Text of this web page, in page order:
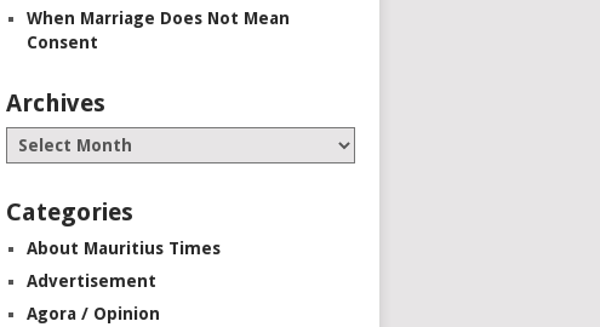
When Marriage Does Not Mean
Consent
Archives
Categories
About Mauritius Times
Advertisement
Agora / Opinion